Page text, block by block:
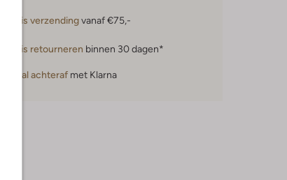
Gratis verzendingvanaf €75,-
Gratis retourneren binnen 30 dagen*
Betaal achteraf met Klarna